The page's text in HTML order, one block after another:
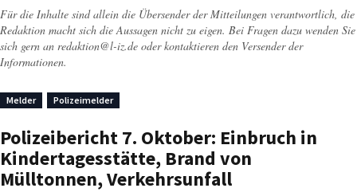
Für die Inhalte sind allein die Übersender der Mitteilungen verantwortlich, die
Redaktion macht sich die Aussagen nicht zu eigen. Bei Fragen dazu wenden Sie
sich gern an redaktion@l-iz.de oder kontaktieren den Versender der
Informationen.
Melder Polizeimelder
Polizeibericht 7. Oktober: Einbruch in
Kindertagesstätte, Brand von
Mülltonnen, Verkehrsunfall